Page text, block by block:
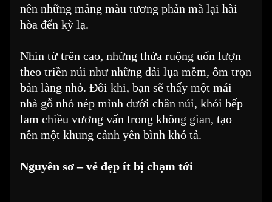
nên những mảng màu tương phản mà lại hài
hòa đến kỳ lạ.
Nhìn từ trên cao, những thửa ruộng uốn lượn
theo triền núi như những dải lụa mềm, ôm trọn
bản làng nhỏ. Đôi khi, bạn sẽ thấy một mái
nhà gỗ nhỏ nép mình dưới chân núi, khói bếp
lam chiều vương vấn trong không gian, tạo
nên một khung cảnh yên bình khó tả.
Nguyên sơ – vẻ đẹp ít bị chạm tới